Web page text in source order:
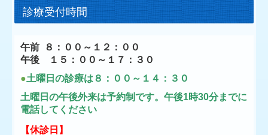
診療受付時間
午前 ８：００～１２：００
午後 １５：００～１７：３０
●土曜日の診療は８：００～１４：３０
土曜日の午後外来は予約制です。午後1時30分までに
電話してください
【休診日 】